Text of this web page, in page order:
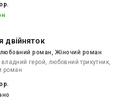
двійняток
роман, Жіночий роман
владний герой, любовний трикутник,
роман